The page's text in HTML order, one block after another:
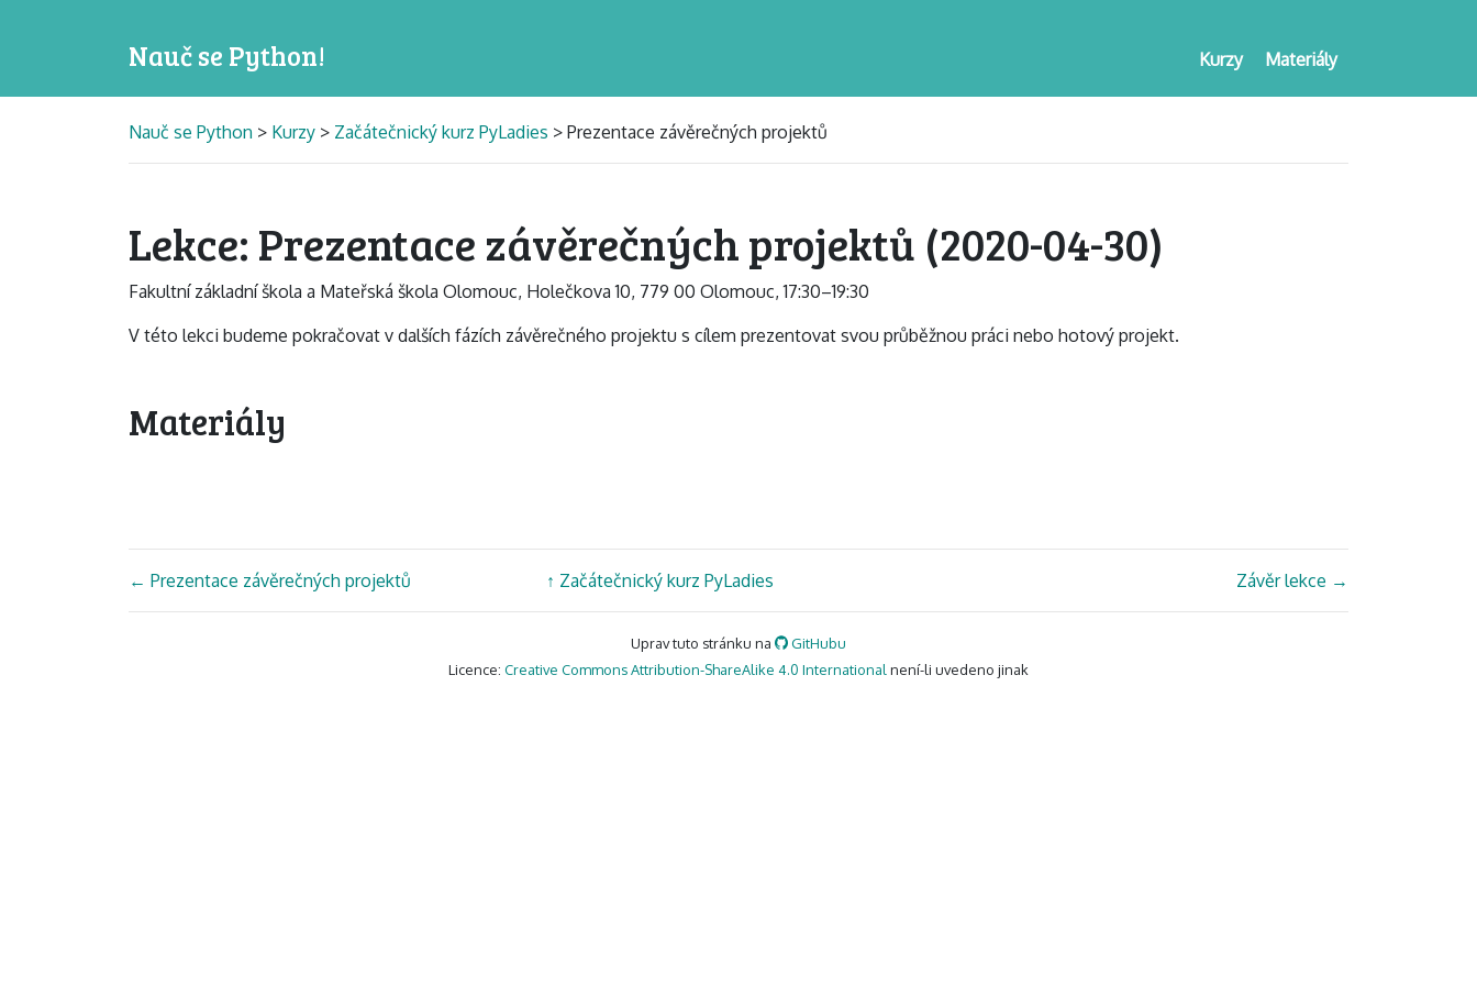
Nauč se Python! Materiály
Kurzy
Nauč se Python > Kurzy > Začátečnický kurz PyLadies > Prezentace závěrečných projektů
Lekce: Prezentace závěrečných projektů (2020-04-30)
Fakultní základní škola a Mateřská škola Olomouc, Holečkova 10, 779 00 Olomouc, 17:30–19:30
V této lekci budeme pokračovat v dalších fázích závěrečného projektu s cílem prezentovat svou průběžnou práci nebo hotový projekt.
Materiály
← Prezentace závěrečných projektů ↑ Začátečnický kurz PyLadies Závěr lekce →
Uprav tuto stránku na
GitHubu
Licence: Creative Commons Attribution-ShareAlike 4.0 International není-li uvedeno jinak